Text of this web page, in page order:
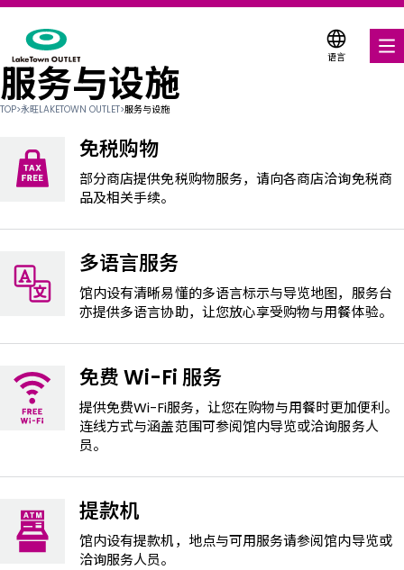
语言
美食饕餮
各种店铺优惠券
服务与设施
楼层平面图
搜索永旺梦乐城
服务与设施
TOP>永旺LAKETOWN OUTLET>服务与设施
免税购物
部分商店提供免税购物服务，请向各商店洽询免税商
品及相关手续。
多语言服务
馆内设有清晰易懂的多语言标示与导览地图，服务台
亦提供多语言协助，让您放心享受购物与用餐体验。
免费 Wi-Fi 服务
提供免费Wi-Fi服务，让您在购物与用餐时更加便利。
连线方式与涵盖范围可参阅馆内导览或洽询服务人
员。
提款机
馆内设有提款机，地点与可用服务请参阅馆内导览或
洽询服务人员。